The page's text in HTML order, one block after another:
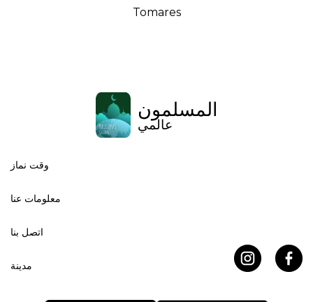
Tomares
المسلمون
عالمي
وقت نماز
معلومات عنا
اتصل بنا
مدينة